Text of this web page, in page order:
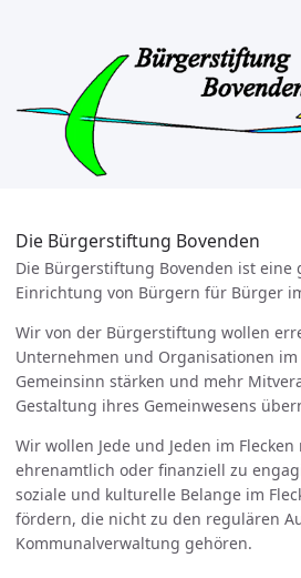
Die Bürgerstiftung Bovenden
Die Bürgerstiftung Bovenden ist eine
Einrichtung von Bürgern für Bürger
Wir von der Bürgerstiftung wollen
Unternehmen und Organisationen im
Gemeinsinn stärken und mehr
Gestaltung ihres Gemeinwesens
Wir wollen Jede und Jeden im
ehrenamtlich oder finanziell zu
soziale und kulturelle Belange im
fördern, die nicht zu den regulären
Kommunalverwaltung gehören.